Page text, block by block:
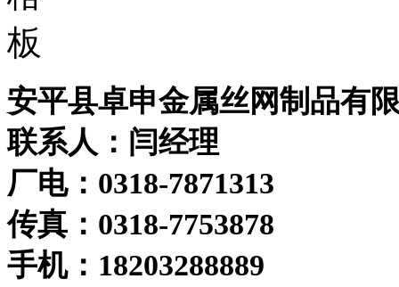
安平县卓申金属丝网制品有
联系人：闫经理
厂电：0318-7871313
传真：0318-7753878
手机：18203288889